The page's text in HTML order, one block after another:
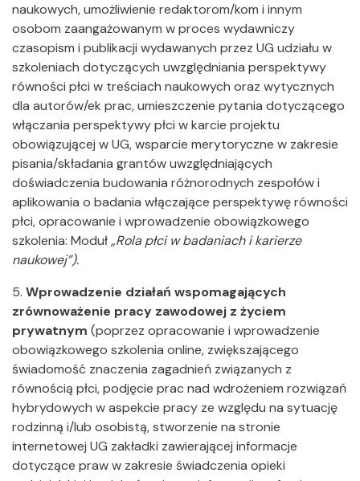
naukowych, umożliwienie redaktorom/kom i innym
osobom zaangażowanym w proces wydawniczy
czasopism i publikacji wydawanych przez UG udziału w
szkoleniach dotyczących uwzględniania perspektywy
równości płci w treściach naukowych oraz wytycznych
dla autorów/ek prac, umieszczenie pytania dotyczącego
włączania perspektywy płci w karcie projektu
obowiązującej w UG, wsparcie merytoryczne w zakresie
pisania/składania grantów uwzględniających
doświadczenia budowania różnorodnych zespołów i
aplikowania o badania włączające perspektywę równości
płci, opracowanie i wprowadzenie obowiązkowego
szkolenia: Moduł„Rola płci w badaniach i karierze
naukowej”).
5. Wprowadzenie działań wspomagających
zrównoważenie pracy zawodowej z życiem
prywatnym (poprzez opracowanie i wprowadzenie
obowiązkowego szkolenia online, zwiększającego
świadomość znaczenia zagadnień związanych z
równością płci, podjęcie prac nad wdrożeniem rozwiązań
hybrydowych w aspekcie pracy ze względu na sytuację
rodzinną i/lub osobistą, stworzenie na stronie
internetowej UG zakładki zawierającej informacje
dotyczące praw w zakresie świadczenia opieki